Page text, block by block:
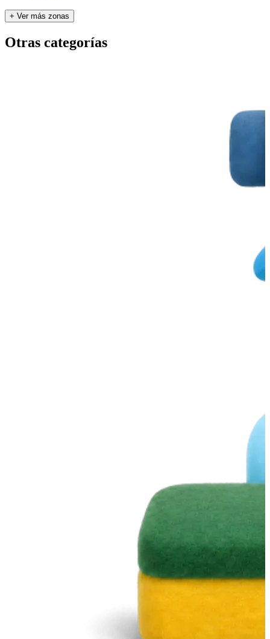
+ Ver más zonas
Otras categorías